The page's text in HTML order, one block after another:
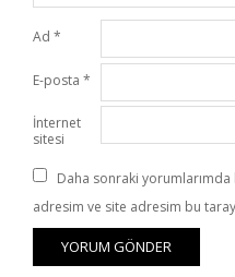
Ad *
E-posta *
İnternet
sitesi
Daha sonraki yorumlarımda
adresim ve site adresim bu